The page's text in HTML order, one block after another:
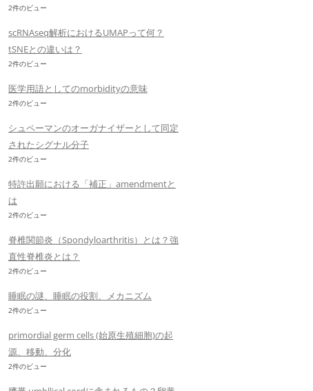
2件のビュー
scRNAseq解析におけるUMAPって何？
tSNEとの違いは？
2件のビュー
医学用語としてのmorbidityの意味
2件のビュー
シュペーマンのオーガナイザーとして同定
されたシグナル分子
2件のビュー
特許出願における「補正」amendmentと
は
2件のビュー
脊椎関節炎（Spondyloarthritis）とは？強
直性脊椎炎とは？
2件のビュー
睡眠の謎、睡眠の役割、メカニズム
2件のビュー
primordial germ cells (始原生殖細胞)の起
源、移動、分化
2件のビュー